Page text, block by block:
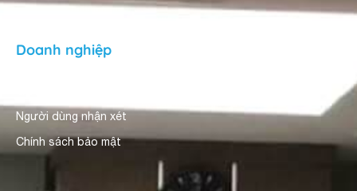
Doanh nghiệp
Người dùng nhận xét
Chính sách bảo mật